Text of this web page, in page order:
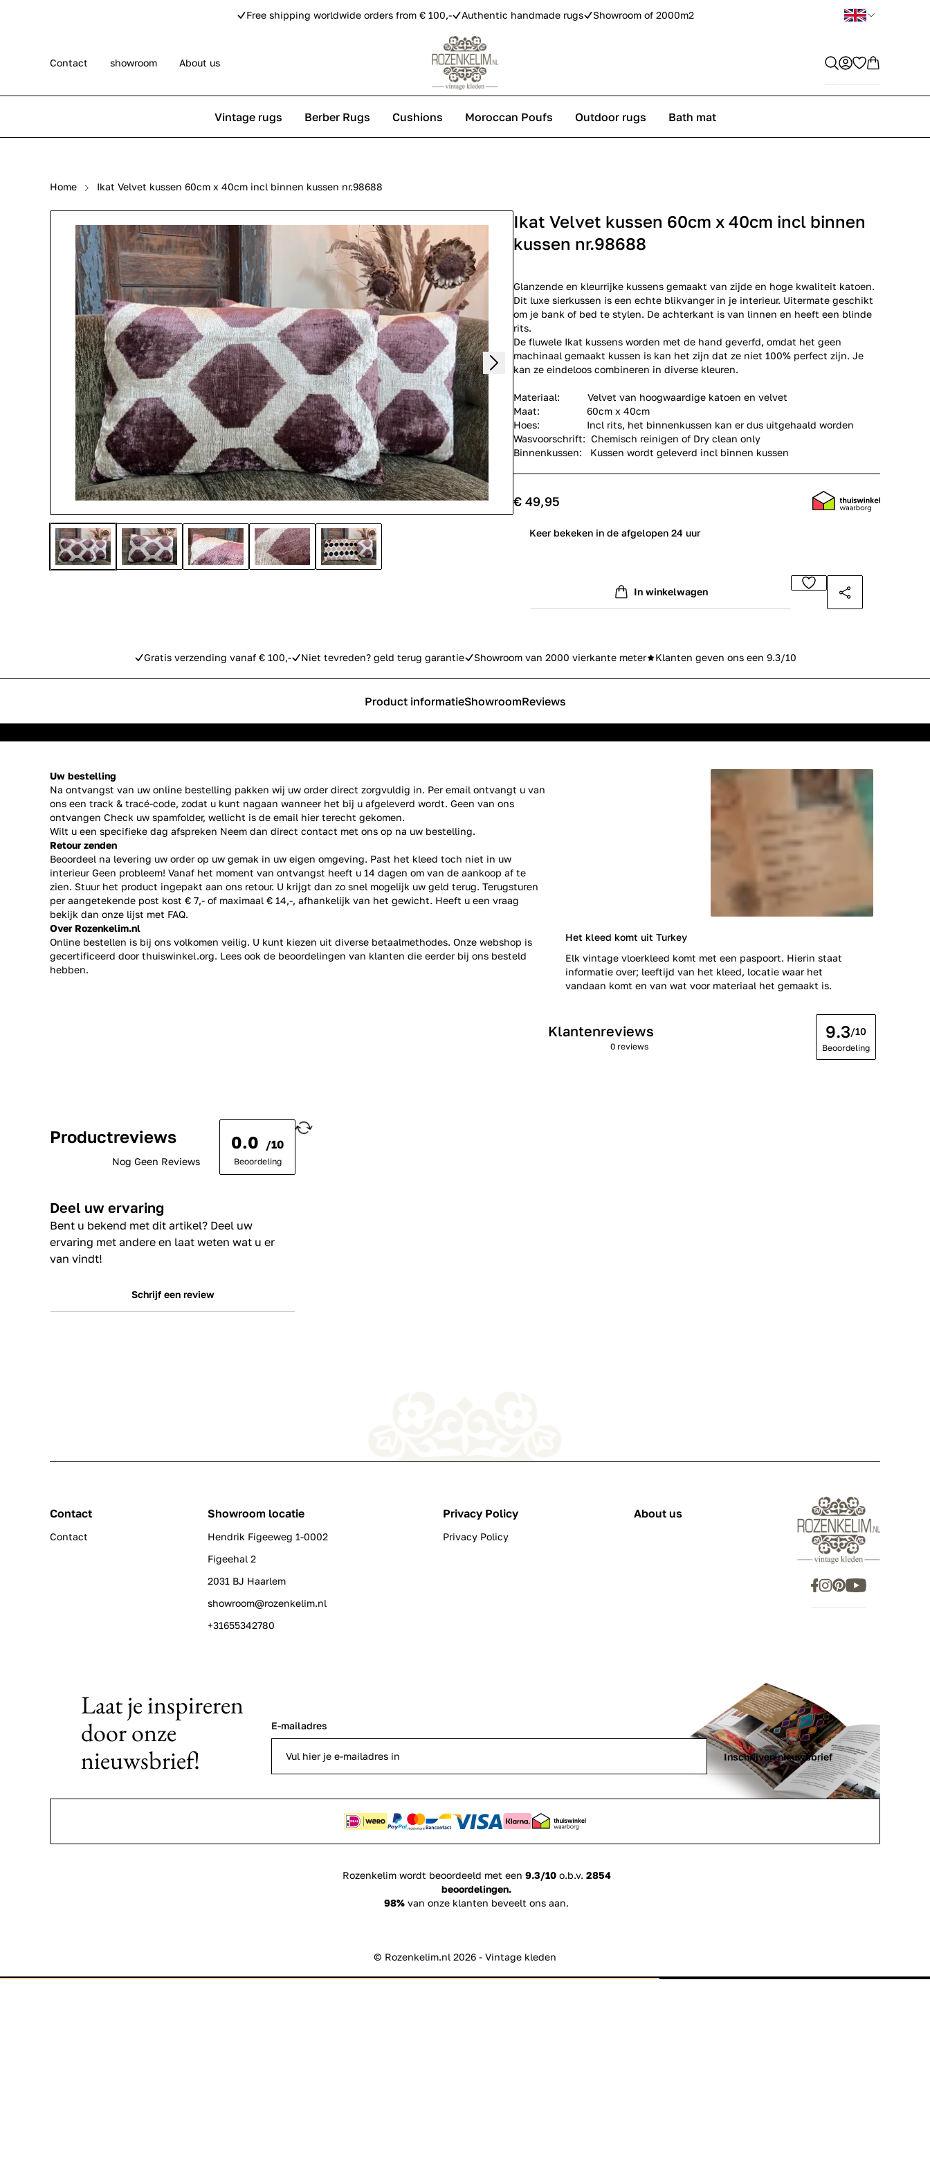
Free shipping worldwide orders from € 100,- Authentic handmade rugs Showroom of 2000m2
Contact showroom About us
Vintage rugs
Persian rugs Berber rugs
Rose kilim rugs Pip Studio carpets
Berber Rugs Cushions Moroccan Poufs Outdoor rugs Bath mat
Home Ikat Velvet kussen 60cm x 40cm incl binnen kussen nr.98688
Ikat Velvet kussen 60cm x 40cm incl binnen
kussen nr.98688
Glanzende en kleurrijke kussens gemaakt van zijde en hoge kwaliteit katoen.
Dit luxe sierkussen is een echte blikvanger in je interieur. Uitermate geschikt
om je bank of bed te stylen. De achterkant is van linnen en heeft een blinde
rits.
De fluwele Ikat kussens worden met de hand geverfd, omdat het geen
machinaal gemaakt kussen is kan het zijn dat ze niet 100% perfect zijn. Je
kan ze eindeloos combineren in diverse kleuren.
Materiaal: Velvet van hoogwaardige katoen en velvet
Maat: 60cm x 40cm
Hoes: Incl rits, het binnenkussen kan er dus uitgehaald worden
Wasvoorschrift: Chemisch reinigen of Dry clean only
Binnenkussen: Kussen wordt geleverd incl binnen kussen
€ 49,95
Keer bekeken in de afgelopen 24 uur
In winkelwagen
Gratis verzending vanaf € 100,- Niet tevreden? geld terug garantie Showroom van 2000 vierkante meter Klanten geven ons een 9.3/10
Product informatieShowroomReviews
Uw bestelling
Na ontvangst van uw online bestelling pakken wij uw order direct zorgvuldig in. Per email ontvangt u van
ons een track & tracé-code, zodat u kunt nagaan wanneer het bij u afgeleverd wordt. Geen van ons
ontvangen Check uw spamfolder, wellicht is de email hier terecht gekomen.
Wilt u een specifieke dag afspreken Neem dan direct contact met ons op na uw bestelling.
Retour zenden
Beoordeel na levering uw order op uw gemak in uw eigen omgeving. Past het kleed toch niet in uw
interieur Geen probleem! Vanaf het moment van ontvangst heeft u 14 dagen om van de aankoop af te
zien. Stuur het product ingepakt aan ons retour. U krijgt dan zo snel mogelijk uw geld terug. Terugsturen
per aangetekende post kost € 7,- of maximaal € 14,-, afhankelijk van het gewicht. Heeft u een vraag
bekijk dan onze lijst met FAQ.
Over Rozenkelim.nl
Online bestellen is bij ons volkomen veilig. U kunt kiezen uit diverse betaalmethodes. Onze webshop is
gecertificeerd door thuiswinkel.org. Lees ook de beoordelingen van klanten die eerder bij ons besteld
hebben.
Het kleed komt uit Turkey
Elk vintage vloerkleed komt met een paspoort. Hierin staat
informatie over; leeftijd van het kleed, locatie waar het
vandaan komt en van wat voor materiaal het gemaakt is.
Klantenreviews
0 reviews
9.3/10
Beoordeling
Productreviews
Nog Geen Reviews
0.0 /10
Beoordeling
Deel uw ervaring
Bent u bekend met dit artikel? Deel uw
ervaring met andere en laat weten wat u er
van vindt!
Schrijf een review
Contact
Contact
Showroom locatie
Hendrik Figeeweg 1-0002
Figeehal 2
2031 BJ Haarlem
showroom@rozenkelim.nl
+31655342780
Privacy Policy
Privacy Policy
About us
Laat je inspireren
door onze
nieuwsbrief!
E-mailadres
Inschrijven nieuwsbrief
Rozenkelim wordt beoordeeld met een 9.3/10o.b.v. 2854
beoordelingen.
98% van onze klanten beveelt ons aan.
© Rozenkelim.nl 2026 - Vintage kleden